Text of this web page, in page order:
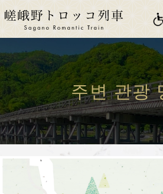
ride a Sagano Romantic Train
토롯코 승차
운행 스케줄 안내
시간표 안내
운임 및 승차권 안내
좌석 안내
주변 관광